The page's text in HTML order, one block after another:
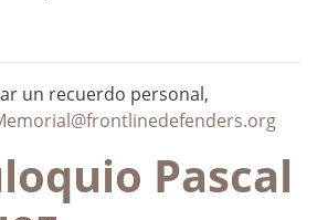
un recuerdo personal,
Pascal